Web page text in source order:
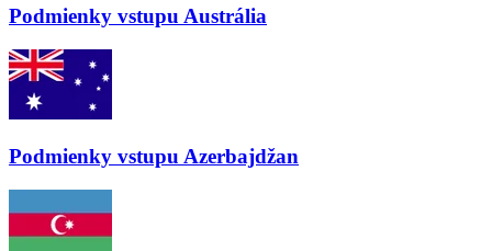
Podmienky vstupu Austrália
Podmienky vstupu Azerbajdžan